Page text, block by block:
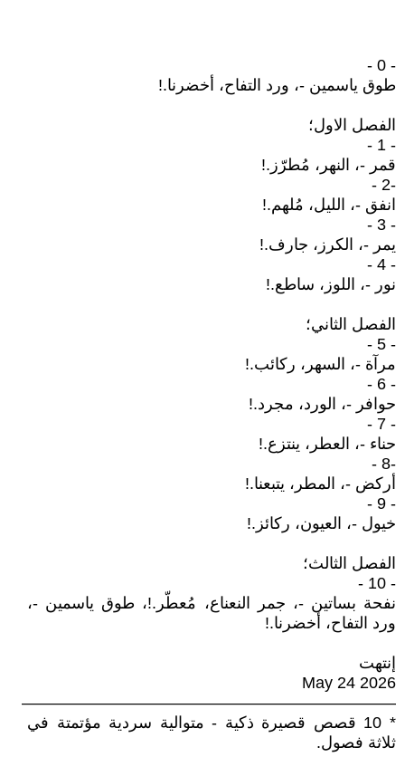
- 0 -
طوق ياسمين -، ورد التفاح، أخضرنا.!
الفصل الاول؛
- 1 -
قمر -، النهر، مُطرّز.!
-2 -
انفق -، الليل، مُلهم.!
- 3 -
يمر -، الكرز، جارف.!
- 4 -
نور -، اللوز، ساطع.!
الفصل الثاني؛
- 5 -
مرآة -، السهر، ركائب.!
- 6 -
حوافر -، الورد، مجرد.!
- 7 -
حناء -، العطر، ينتزع.!
-8 -
أركض -، المطر، يتبعنا.!
- 9 -
خيول -، العيون، ركائز.!
الفصل الثالث؛
- 10 -
نفحة بساتين -، جمر النعناع، مُعطّر.!، طوق ياسمين -،
ورد التفاح، أخضرنا.!
إنتهت
May 24 2026
———————————————————————
* 10 قصص قصيرة ذكية - متوالية سردية مؤتمتة في
ثلاثة فصول.